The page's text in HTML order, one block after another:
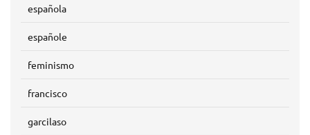
española
españole
feminismo
francisco
garcilaso